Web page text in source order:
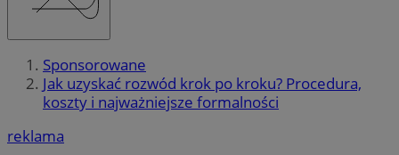
Sponsorowane
Jak uzyskać rozwód krok po kroku? Procedura,
koszty i najważniejsze formalności
reklama